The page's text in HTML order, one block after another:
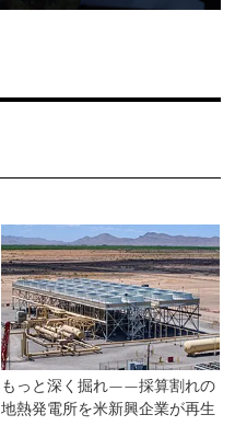
もっと深く掘れ——採算割れの
地熱発電所を米新興企業が再生